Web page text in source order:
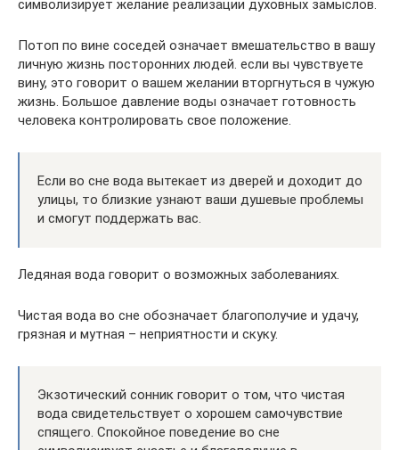
символизирует желание реализации духовных замыслов.
Потоп по вине соседей означает вмешательство в вашу
личную жизнь посторонних людей. если вы чувствуете
вину, это говорит о вашем желании вторгнуться в чужую
жизнь. Большое давление воды означает готовность
человека контролировать свое положение.
Если во сне вода вытекает из дверей и доходит до
улицы, то близкие узнают ваши душевые проблемы
и смогут поддержать вас.
Ледяная вода говорит о возможных заболеваниях.
Чистая вода во сне обозначает благополучие и удачу,
грязная и мутная – неприятности и скуку.
Экзотический сонник говорит о том, что чистая
вода свидетельствует о хорошем самочувствие
спящего. Спокойное поведение во сне